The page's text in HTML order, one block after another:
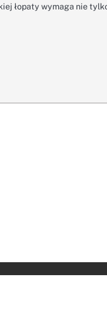
łopaty wymaga nie